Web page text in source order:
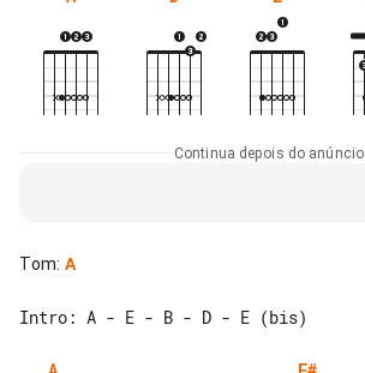
Continua depois do anúncio
Tom: A
Intro: A - E - B - D - E (bis)